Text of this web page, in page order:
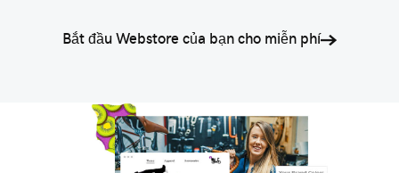
Bắt đầu Webstore của bạn cho miễn phí